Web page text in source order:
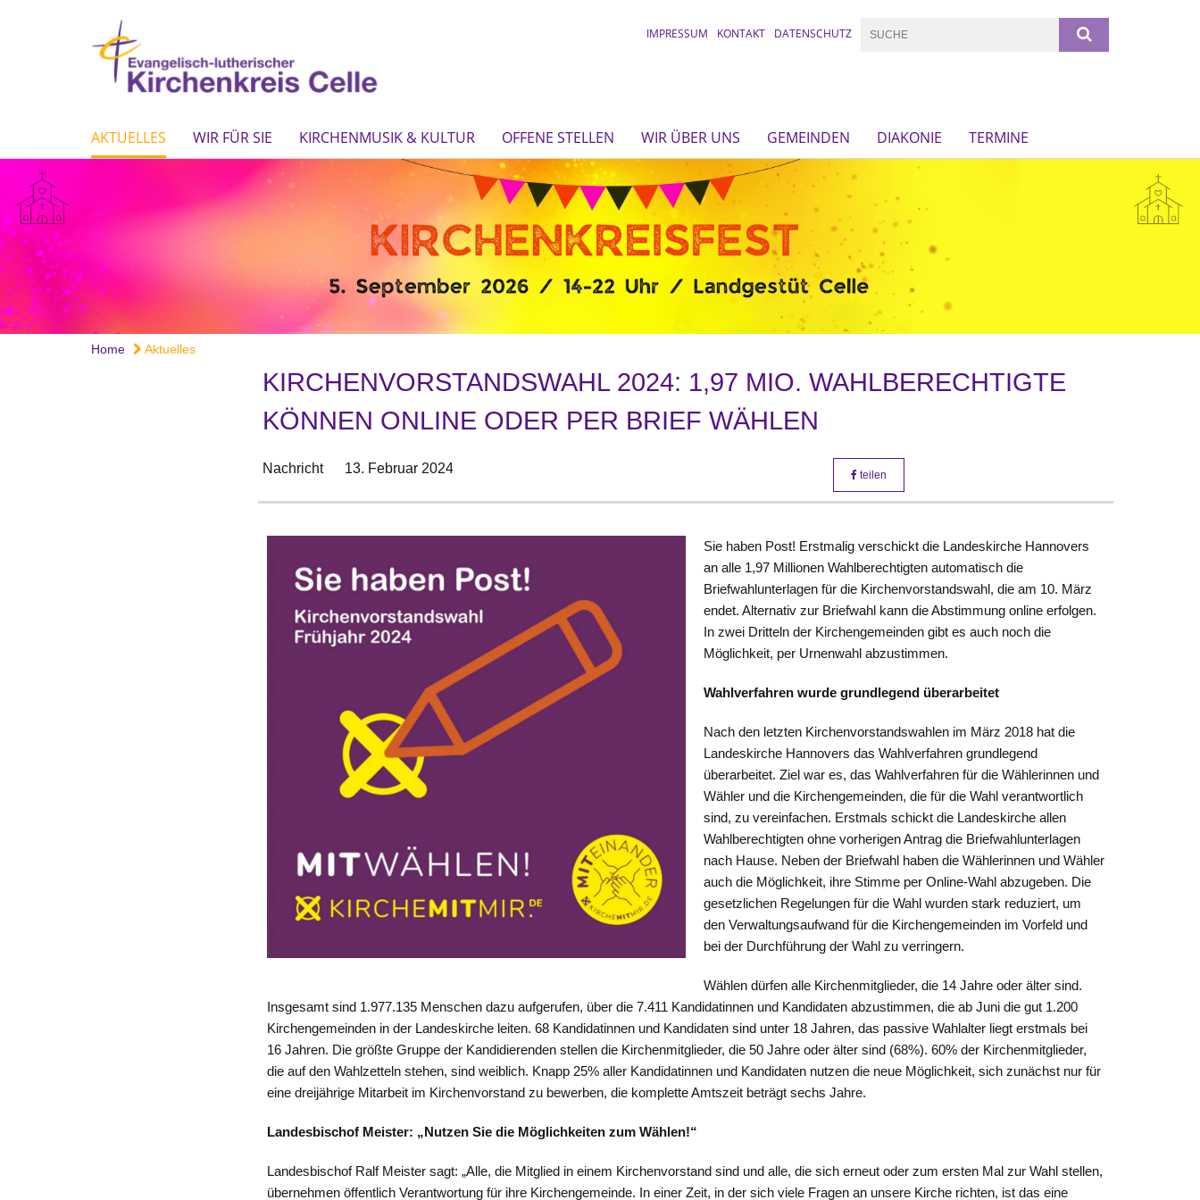
IMPRESSUM KONTAKT DATENSCHUTZ
AKTUELLES WIR FÜR SIE KIRCHENMUSIK & KULTUR OFFENE STELLEN WIR ÜBER UNS GEMEINDEN DIAKONIE TERMINE
Home Aktuelles
KIRCHENVORSTANDSWAHL 2024: 1,97 MIO. WAHLBERECHTIGTE
KÖNNEN ONLINE ODER PER BRIEF WÄHLEN
Nachricht 13. Februar 2024 teilen
Sie haben Post! Erstmalig verschickt die Landeskirche Hannovers
an alle 1,97 Millionen Wahlberechtigten automatisch die
Briefwahlunterlagen für die Kirchenvorstandswahl, die am 10. März
endet. Alternativ zur Briefwahl kann die Abstimmung online erfolgen.
In zwei Dritteln der Kirchengemeinden gibt es auch noch die
Möglichkeit, per Urnenwahl abzustimmen.
Wahlverfahren wurde grundlegend überarbeitet
Nach den letzten Kirchenvorstandswahlen im März 2018 hat die
Landeskirche Hannovers das Wahlverfahren grundlegend
überarbeitet. Ziel war es, das Wahlverfahren für die Wählerinnen und
Wähler und die Kirchengemeinden, die für die Wahl verantwortlich
sind, zu vereinfachen. Erstmals schickt die Landeskirche allen
Wahlberechtigten ohne vorherigen Antrag die Briefwahlunterlagen
nach Hause. Neben der Briefwahl haben die Wählerinnen und Wähler
auch die Möglichkeit, ihre Stimme per Online-Wahl abzugeben. Die
gesetzlichen Regelungen für die Wahl wurden stark reduziert, um
den Verwaltungsaufwand für die Kirchengemeinden im Vorfeld und
bei der Durchführung der Wahl zu verringern.
Wählen dürfen alle Kirchenmitglieder, die 14 Jahre oder älter sind.
Insgesamt sind 1.977.135 Menschen dazu aufgerufen, über die 7.411 Kandidatinnen und Kandidaten abzustimmen, die ab Juni die gut 1.200
Kirchengemeinden in der Landeskirche leiten. 68 Kandidatinnen und Kandidaten sind unter 18 Jahren, das passive Wahlalter liegt erstmals bei
16 Jahren. Die größte Gruppe der Kandidierenden stellen die Kirchenmitglieder, die 50 Jahre oder älter sind (68%). 60% der Kirchenmitglieder,
die auf den Wahlzetteln stehen, sind weiblich. Knapp 25% aller Kandidatinnen und Kandidaten nutzen die neue Möglichkeit, sich zunächst nur für
eine dreijährige Mitarbeit im Kirchenvorstand zu bewerben, die komplette Amtszeit beträgt sechs Jahre.
Landesbischof Meister: „Nutzen Sie die Möglichkeiten zum Wählen!“
Landesbischof Ralf Meister sagt: „Alle, die Mitglied in einem Kirchenvorstand sind und alle, die sich erneut oder zum ersten Mal zur Wahl stellen,
übernehmen öffentlich Verantwortung für ihre Kirchengemeinde. In einer Zeit, in der sich viele Fragen an unsere Kirche richten, ist das eine